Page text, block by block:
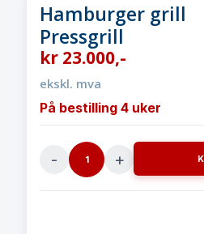
Hamburger grill
Pressgrill
kr 23.000,-
ekskl. mva
På bestilling 4 uker
Hamburger